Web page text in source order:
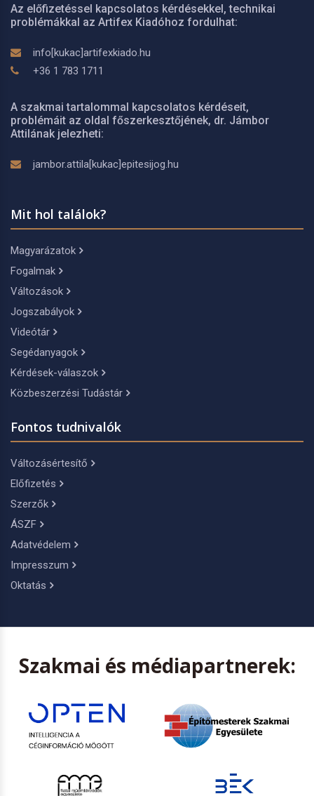
Az előfizetéssel kapcsolatos kérdésekkel, technikai
problémákkal az Artifex Kiadóhoz fordulhat:
info[kukac]artifexkiado.hu
+36 1 783 1711
A szakmai tartalommal kapcsolatos kérdéseit,
problémáit az oldal főszerkesztőjének, dr. Jámbor
Attilának jelezheti:
jambor.attila[kukac]epitesijog.hu
Mit hol találok?
Magyarázatok
Fogalmak
Változások
Jogszabályok
Videótár
Segédanyagok
Kérdések-válaszok
Közbeszerzési Tudástár
Fontos tudnivalók
Változásértesítő
Előfizetés
Szerzők
ÁSZF
Adatvédelem
Impresszum
Oktatás
Szakmai és médiapartnerek: